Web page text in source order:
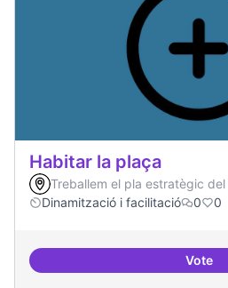
Habitar la plaça
Treballem el pla estratègic del
Dinamització i facilitació
0 0
Vote